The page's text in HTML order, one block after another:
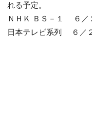
れる予定。
ＮＨＫ ＢＳ－１ ６／
日本テレビ系列 ６／